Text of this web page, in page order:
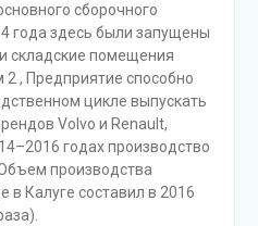
сборочного
года здесь были запущены
складские помещения
, Предприятие способно
цикле выпускать
Volvo и Renault,
годах производство
производства
в Калуге составил в 2016